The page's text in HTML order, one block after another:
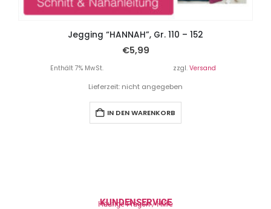
Jegging “HANNAH”, Gr. 110 – 152
€5,99
Enthält 7% MwSt. zzgl. Versand
Lieferzeit: nicht angegeben
IN DEN WARENKORB
KUNDENSERVICE
Häufige Fragen / Hilfe